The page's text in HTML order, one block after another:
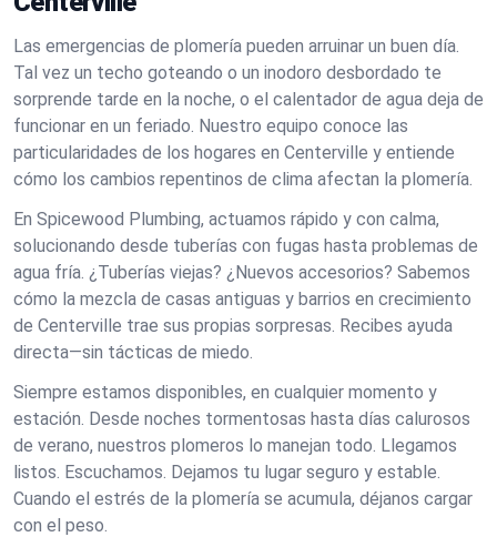
Las emergencias de plomería pueden arruinar un buen día.
Tal vez un techo goteando o un inodoro desbordado te
sorprende tarde en la noche, o el calentador de agua deja de
funcionar en un feriado. Nuestro equipo conoce las
particularidades de los hogares en Centerville y entiende
cómo los cambios repentinos de clima afectan la plomería.
En Spicewood Plumbing, actuamos rápido y con calma,
solucionando desde tuberías con fugas hasta problemas de
agua fría. ¿Tuberías viejas? ¿Nuevos accesorios? Sabemos
cómo la mezcla de casas antiguas y barrios en crecimiento
de Centerville trae sus propias sorpresas. Recibes ayuda
directa—sin tácticas de miedo.
Siempre estamos disponibles, en cualquier momento y
estación. Desde noches tormentosas hasta días calurosos
de verano, nuestros plomeros lo manejan todo. Llegamos
listos. Escuchamos. Dejamos tu lugar seguro y estable.
Cuando el estrés de la plomería se acumula, déjanos cargar
con el peso.